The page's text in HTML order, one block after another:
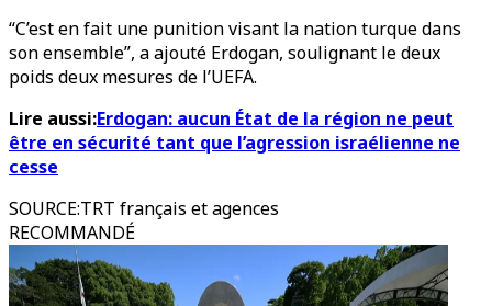
“C’est en fait une punition visant la nation turque dans
son ensemble”, a ajouté Erdogan, soulignant le deux
poids deux mesures de l’UEFA.
Lire aussi:Erdogan: aucun État de la région ne peut
être en sécurité tant que l’agression israélienne ne
cesse
SOURCE:TRT français et agences
RECOMMANDÉ